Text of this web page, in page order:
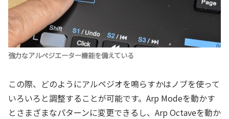
強力なアルペジエーター機能を備えている
この際、どのようにアルペジオを鳴らすかはノブを使って
いろいろと調整することが可能です。Arp Modeを動かす
とさまざまなパターンに変更できるし、Arp Octaveを動か